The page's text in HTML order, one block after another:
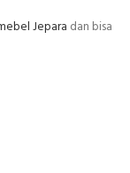
Jepara dan bisa